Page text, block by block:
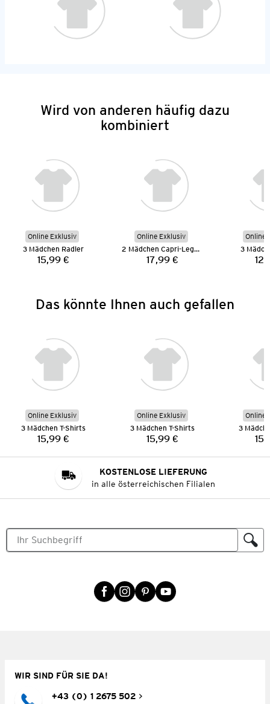
Wird von anderen häufig dazu
kombiniert
Online Exklusiv
3 Mädchen Radler
Preis:
15,99 €
Online Exklusiv
2 Mädchen Capri-Leggings
Preis:
17,99 €
Online
3
Das könnte Ihnen auch gefallen
Online Exklusiv
3 Mädchen T-Shirts
Preis:
15,99 €
Online Exklusiv
3 Mädchen T-Shirts
Preis:
15,99 €
Online
3
KOSTENLOSE LIEFERUNG
in alle österreichischen Filialen
WIR SIND FÜR SIE DA!
+43 (0) 1 2675 502